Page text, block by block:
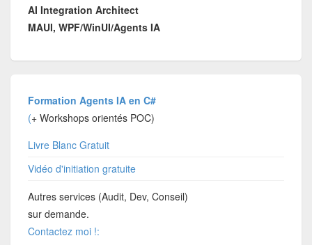
AI Integration Architect
MAUI, WPF/WinUI/Agents IA
Formation Agents IA en C#
(+ Workshops orientés POC)
Livre Blanc Gratuit
Vidéo d'initiation gratuite
Autres services (Audit, Dev, Conseil)
sur demande.
Contactez moi !: